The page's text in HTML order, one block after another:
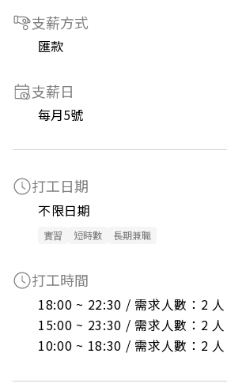
支薪方式
匯款
支薪日
每月5號
打工日期
不限日期
實習 短時數 長期兼職
打工時間
18:00 ~ 22:30 / 需求人數：2 人
15:00 ~ 23:30 / 需求人數：2 人
10:00 ~ 18:30 / 需求人數：2 人